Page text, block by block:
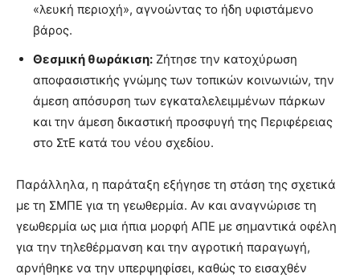
«λευκή περιοχή», αγνοώντας το ήδη υφιστάμενο
βάρος.
Θεσμική θωράκιση: Ζήτησε την κατοχύρωση
αποφασιστικής γνώμης των τοπικών κοινωνιών, την
άμεση απόσυρση των εγκαταλελειμμένων πάρκων
και την άμεση δικαστική προσφυγή της Περιφέρειας
στο ΣτΕ κατά του νέου σχεδίου.
Παράλληλα, η παράταξη εξήγησε τη στάση της σχετικά
με τη ΣΜΠΕ για τη γεωθερμία. Αν και αναγνώρισε τη
γεωθερμία ως μια ήπια μορφή ΑΠΕ με σημαντικά οφέλη
για την τηλεθέρμανση και την αγροτική παραγωγή,
αρνήθηκε να την υπερψηφίσει, καθώς το εισαχθέν